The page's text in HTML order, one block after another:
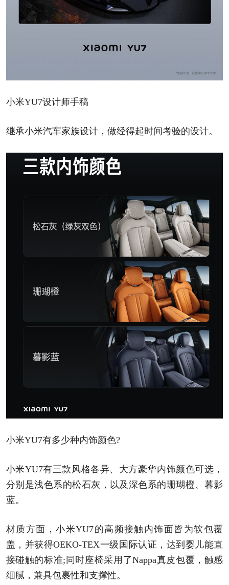
小米YU7设计师手稿
继承小米汽车家族设计，做经得起时间考验的设计。 ​​​
小米YU7有多少种内饰颜色?
小米YU7有三款风格各异、大方豪华内饰颜色可选，
分别是浅色系的松石灰，以及深色系的珊瑚橙、暮影
蓝。
材质方面，小米YU7的高频接触内饰面皆为软包覆
盖，并获得OEKO-TEX一级国际认证，达到婴儿能直
接碰触的标准;同时座椅采用了Nappa真皮包覆，触感
细腻，兼具包裹性和支撑性。